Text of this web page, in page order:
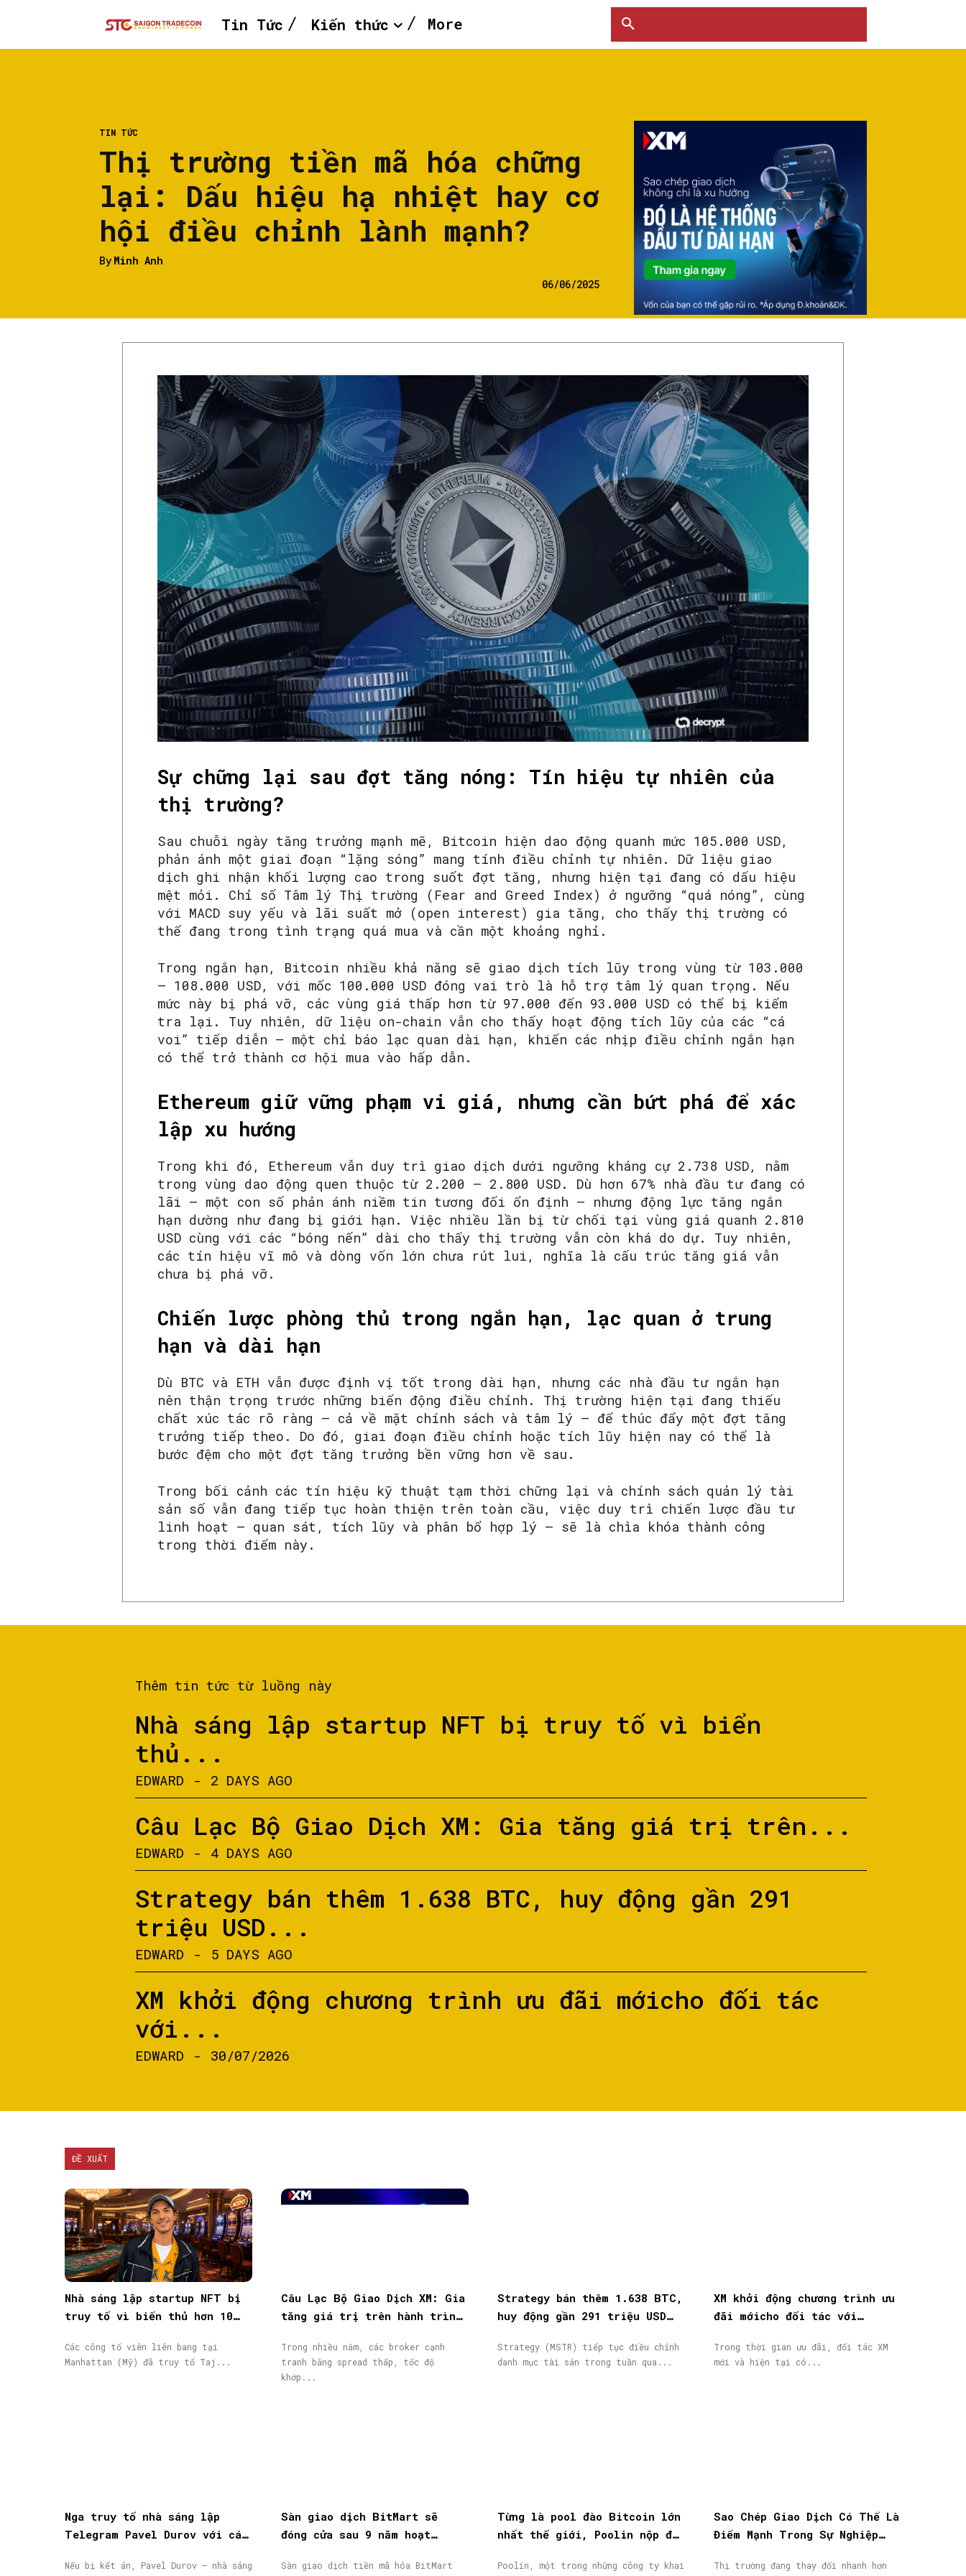
SEARCH...
Tin Tức Kiến thức More
TIN TỨC
Thị trường tiền mã hóa chững
lại: Dấu hiệu hạ nhiệt hay cơ
hội điều chỉnh lành mạnh?
By Minh Anh
06/06/2025
Sự chững lại sau đợt tăng nóng: Tín hiệu tự nhiên của
thị trường?
Sau chuỗi ngày tăng trưởng mạnh mẽ, Bitcoin hiện dao động quanh mức 105.000 USD,
phản ánh một giai đoạn “lặng sóng” mang tính điều chỉnh tự nhiên. Dữ liệu giao
dịch ghi nhận khối lượng cao trong suốt đợt tăng, nhưng hiện tại đang có dấu hiệu
mệt mỏi. Chỉ số Tâm lý Thị trường (Fear and Greed Index) ở ngưỡng “quá nóng”, cùng
với MACD suy yếu và lãi suất mở (open interest) gia tăng, cho thấy thị trường có
thể đang trong tình trạng quá mua và cần một khoảng nghỉ.
Trong ngắn hạn, Bitcoin nhiều khả năng sẽ giao dịch tích lũy trong vùng từ 103.000
– 108.000 USD, với mốc 100.000 USD đóng vai trò là hỗ trợ tâm lý quan trọng. Nếu
mức này bị phá vỡ, các vùng giá thấp hơn từ 97.000 đến 93.000 USD có thể bị kiểm
tra lại. Tuy nhiên, dữ liệu on-chain vẫn cho thấy hoạt động tích lũy của các “cá
voi” tiếp diễn – một chỉ báo lạc quan dài hạn, khiến các nhịp điều chỉnh ngắn hạn
có thể trở thành cơ hội mua vào hấp dẫn.
Ethereum giữ vững phạm vi giá, nhưng cần bứt phá để xác
lập xu hướng
Trong khi đó, Ethereum vẫn duy trì giao dịch dưới ngưỡng kháng cự 2.738 USD, nằm
trong vùng dao động quen thuộc từ 2.200 – 2.800 USD. Dù hơn 67% nhà đầu tư đang có
lãi – một con số phản ánh niềm tin tương đối ổn định – nhưng động lực tăng ngắn
hạn dường như đang bị giới hạn. Việc nhiều lần bị từ chối tại vùng giá quanh 2.810
USD cùng với các “bóng nến” dài cho thấy thị trường vẫn còn khá do dự. Tuy nhiên,
các tín hiệu vĩ mô và dòng vốn lớn chưa rút lui, nghĩa là cấu trúc tăng giá vẫn
chưa bị phá vỡ.
Chiến lược phòng thủ trong ngắn hạn, lạc quan ở trung
hạn và dài hạn
Dù BTC và ETH vẫn được định vị tốt trong dài hạn, nhưng các nhà đầu tư ngắn hạn
nên thận trọng trước những biến động điều chỉnh. Thị trường hiện tại đang thiếu
chất xúc tác rõ ràng – cả về mặt chính sách và tâm lý – để thúc đẩy một đợt tăng
trưởng tiếp theo. Do đó, giai đoạn điều chỉnh hoặc tích lũy hiện nay có thể là
bước đệm cho một đợt tăng trưởng bền vững hơn về sau.
Trong bối cảnh các tín hiệu kỹ thuật tạm thời chững lại và chính sách quản lý tài
sản số vẫn đang tiếp tục hoàn thiện trên toàn cầu, việc duy trì chiến lược đầu tư
linh hoạt – quan sát, tích lũy và phân bổ hợp lý – sẽ là chìa khóa thành công
trong thời điểm này.
Thêm tin tức từ luồng này
Nhà sáng lập startup NFT bị truy tố vì biển
thủ...
EDWARD - 2 DAYS AGO
Câu Lạc Bộ Giao Dịch XM: Gia tăng giá trị trên...
EDWARD - 4 DAYS AGO
Strategy bán thêm 1.638 BTC, huy động gần 291
triệu USD...
EDWARD - 5 DAYS AGO
XM khởi động chương trình ưu đãi mớicho đối tác
với...
EDWARD - 30/07/2026
ĐỀ XUẤT
Nhà sáng lập startup NFT bị
truy tố vì biển thủ hơn 10
Các công tố viên liên bang tại
Manhattan (Mỹ) đã truy tố Taj...
Câu Lạc Bộ Giao Dịch XM: Gia
tăng giá trị trên hành trình
Trong nhiều năm, các broker cạnh
tranh bằng spread thấp, tốc độ
khớp...
Strategy bán thêm 1.638 BTC,
huy động gần 291 triệu USD
Strategy (MSTR) tiếp tục điều chỉnh
danh mục tài sản trong tuần qua...
XM khởi động chương trình ưu
đãi mớicho đối tác với
40.000$
Trong thời gian ưu đãi, đối tác XM
mới và hiện tại có...
Nga truy tố nhà sáng lập
Telegram Pavel Durov với cáo
lệnh truy nã quốc tế
Nếu bị kết án, Pavel Durov – nhà sáng
Sàn giao dịch BitMart sẽ
đóng cửa sau 9 năm hoạt
Sàn giao dịch tiền mã hóa BitMart
Từng là pool đào Bitcoin lớn
nhất thế giới, Poolin nộp đơn
Poolin, một trong những công ty khai
Sao Chép Giao Dịch Có Thể Là
Điểm Mạnh Trong Sự Nghiệp
Thị trường đang thay đổi nhanh hơn